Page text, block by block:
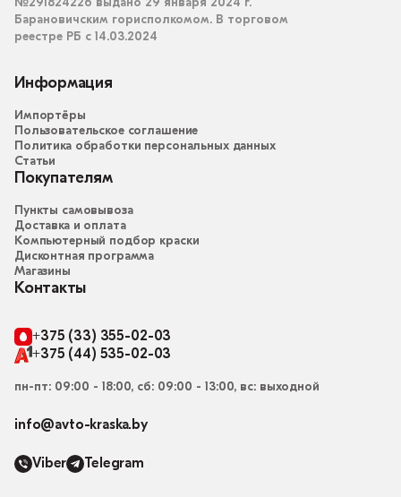
№291824226 выдано 29 января 2024 г.
Барановичским горисполкомом. В торговом
реестре РБ с 14.03.2024
Информация
Импортёры
Пользовательское соглашение
Политика обработки персональных данных
Статьи
Покупателям
Пункты самовывоза
Доставка и оплата
Компьютерный подбор краски
Дисконтная программа
Магазины
Контакты
+375 (33) 355-02-03
+375 (44) 535-02-03
пн-пт: 09:00 - 18:00, сб: 09:00 - 13:00, вс: выходной
info@avto-kraska.by
Viber Telegram